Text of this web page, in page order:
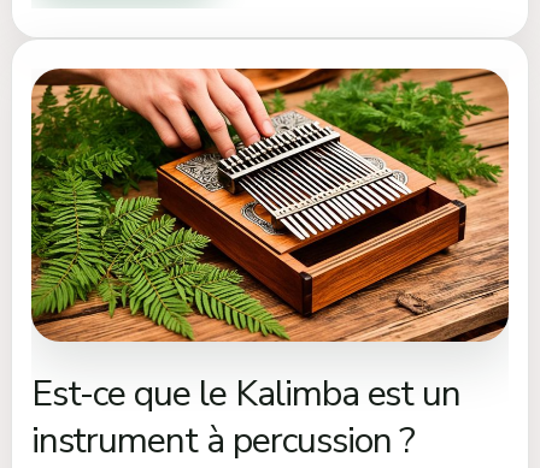
Est-ce que le Kalimba est un
instrument à percussion ?
Est-
ce
que
le
Kalimba
est
un
instrument
à
percussion
?